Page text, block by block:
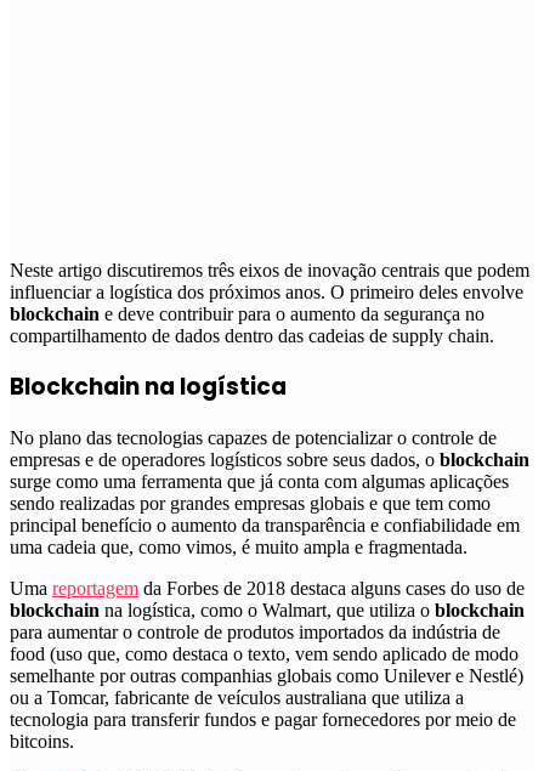
Neste artigo discutiremos três eixos de inovação centrais que podem
influenciar a logística dos próximos anos. O primeiro deles envolve
blockchain e deve contribuir para o aumento da segurança no
compartilhamento de dados dentro das cadeias de supply chain.
Blockchain na logística
No plano das tecnologias capazes de potencializar o controle de
empresas e de operadores logísticos sobre seus dados, o blockchain
surge como uma ferramenta que já conta com algumas aplicações
sendo realizadas por grandes empresas globais e que tem como
principal benefício o aumento da transparência e confiabilidade em
uma cadeia que, como vimos, é muito ampla e fragmentada.
Uma reportagem da Forbes de 2018 destaca alguns cases do uso de
blockchain na logística, como o Walmart, que utiliza o blockchain
para aumentar o controle de produtos importados da indústria de
food (uso que, como destaca o texto, vem sendo aplicado de modo
semelhante por outras companhias globais como Unilever e Nestlé)
ou a Tomcar, fabricante de veículos australiana que utiliza a
tecnologia para transferir fundos e pagar fornecedores por meio de
bitcoins.